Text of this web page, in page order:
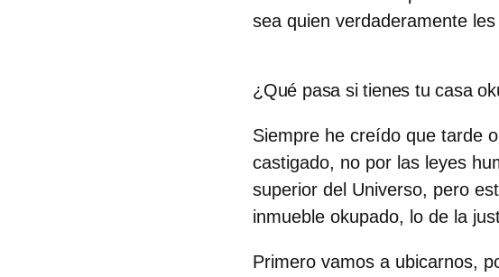
sea quien verdaderamente
¿Qué pasa si tienes tu casa
Siempre he creído que tarde
castigado, no por las leyes
superior del Universo, pero
inmueble okupado, lo de la
Primero vamos a ubicarnos,